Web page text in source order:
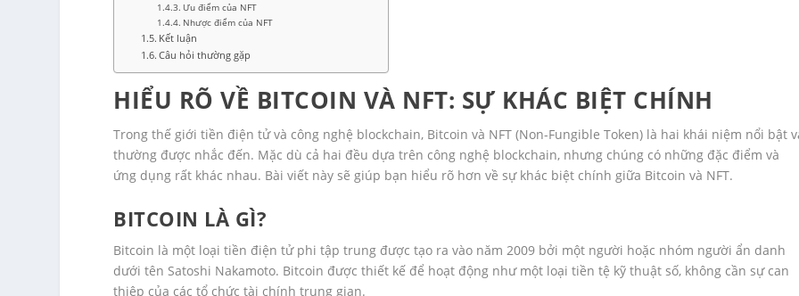
Ưu điểm của NFT
Nhược điểm của NFT
Kết luận
Câu hỏi thường gặp
HIỂU RÕ VỀ BITCOIN VÀ NFT: SỰ KHÁC BIỆT CHÍNH
Trong thế giới tiền điện tử và công nghệ blockchain, Bitcoin và NFT (Non-Fungible Token) là hai khái niệm nổi bật
thường được nhắc đến. Mặc dù cả hai đều dựa trên công nghệ blockchain, nhưng chúng có những đặc điểm và
ứng dụng rất khác nhau. Bài viết này sẽ giúp bạn hiểu rõ hơn về sự khác biệt chính giữa Bitcoin và NFT.
BITCOIN LÀ GÌ?
Bitcoin là một loại tiền điện tử phi tập trung được tạo ra vào năm 2009 bởi một người hoặc nhóm người ẩn danh
dưới tên Satoshi Nakamoto. Bitcoin được thiết kế để hoạt động như một loại tiền tệ kỹ thuật số, không cần sự can
thiệp của các tổ chức tài chính trung gian.